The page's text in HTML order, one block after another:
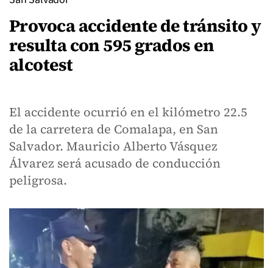
Provoca accidente de tránsito y
resulta con 595 grados en
alcotest
El accidente ocurrió en el kilómetro 22.5
de la carretera de Comalapa, en San
Salvador. Mauricio Alberto Vásquez
Álvarez será acusado de conducción
peligrosa.